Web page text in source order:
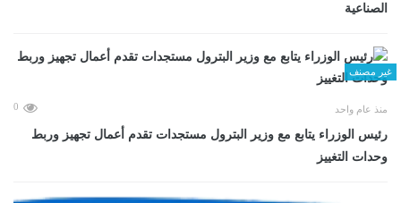
الصناعية
غير مصنف
منذ عام واحد 0
رئيس الوزراء يتابع مع وزير البترول مستجدات تقدم أعمال تجهيز وربط
وحدات التغييز